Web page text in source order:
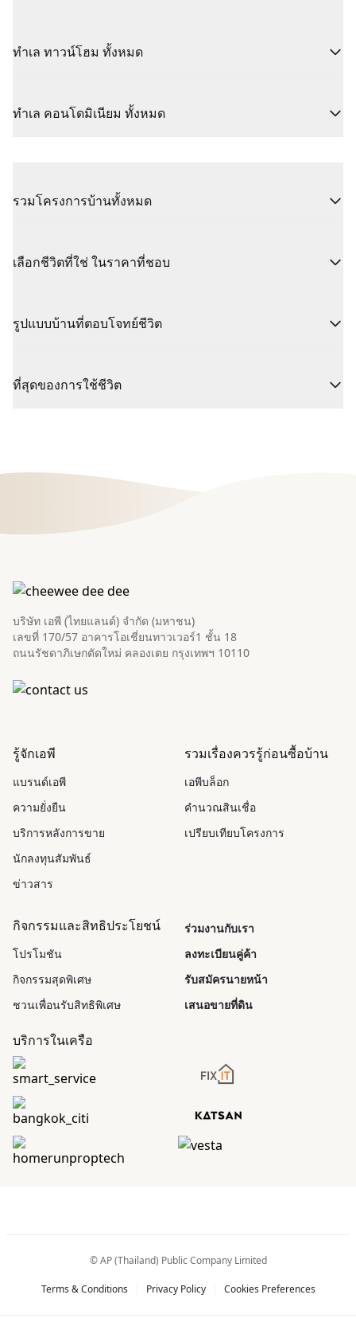
ทำเล ทาวน์โฮม ทั้งหมด
ทำเล คอนโดมิเนียม ทั้งหมด
รวมโครงการบ้านทั้งหมด
เลือกชีวิตที่ใช่ ในราคาที่ชอบ
รูปแบบบ้านที่ตอบโจทย์ชีวิต
ที่สุดของการใช้ชีวิต
บริษัท เอพี (ไทยแลนด์) จำกัด (มหาชน)
เลขที่ 170/57 อาคารโอเชี่ยนทาวเวอร์1 ชั้น 18
ถนนรัชดาภิเษกตัดใหม่ คลองเตย กรุงเทพฯ 10110
รู้จักเอพี
แบรนด์เอพี
ความยั่งยืน
บริการหลังการขาย
นักลงทุนสัมพันธ์
ข่าวสาร
รวมเรื่องควรรู้ก่อนซื้อบ้าน
เอพีบล็อก
คำนวณสินเชื่อ
เปรียบเทียบโครงการ
กิจกรรมและสิทธิประโยชน์
โปรโมชัน
กิจกรรมสุดพิเศษ
ชวนเพื่อนรับสิทธิพิเศษ
ร่วมงานกับเรา
ลงทะเบียนคู่ค้า
รับสมัครนายหน้า
เสนอขายที่ดิน
บริการในเครือ
© AP (Thailand) Public Company Limited
Terms & Conditions Privacy Policy Cookies Preferences